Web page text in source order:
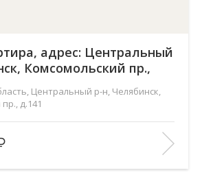
адрес: Центральный
Комсомольский пр.,
Центральный р-н, Челябинск,
д.141
Ньютон
1
50.7 м